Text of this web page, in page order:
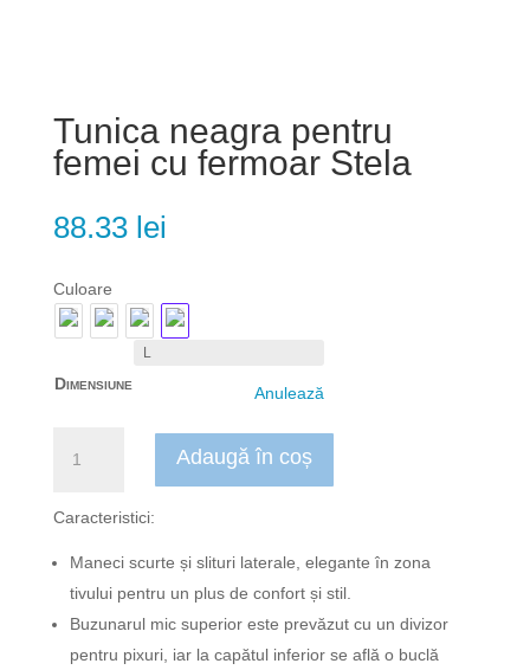
Tunica neagra pentru
femei cu fermoar Stela
88.33 lei
Culoare
Dimensiune Anulează
Tunica
pentru
cu
fermoar
Stela
Adaugă în coș
Caracteristici:
Maneci scurte și slituri laterale, elegante în zona
tivului pentru un plus de confort și stil.
Buzunarul mic superior este prevăzut cu un divizor
pentru pixuri, iar la capătul inferior se află o buclă